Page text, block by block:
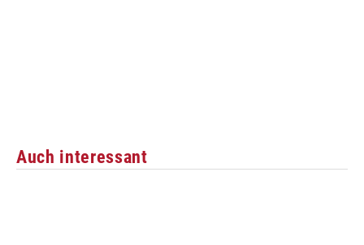
Auch interessant